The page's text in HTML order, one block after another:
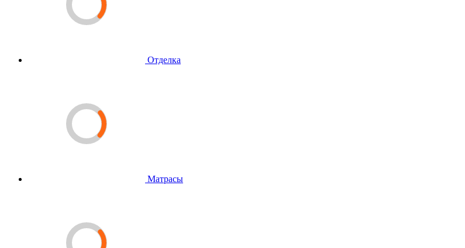
Отделка
Матрасы